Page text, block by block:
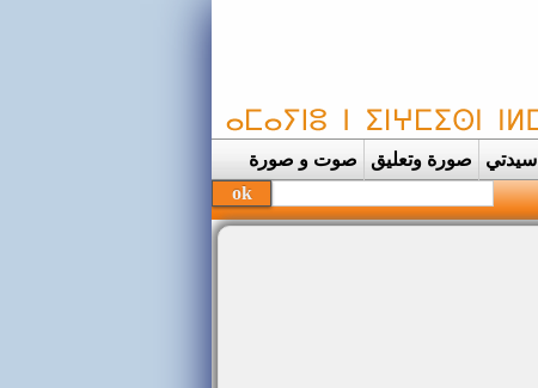
سيدتي صورة وتعليق صوت و صورة